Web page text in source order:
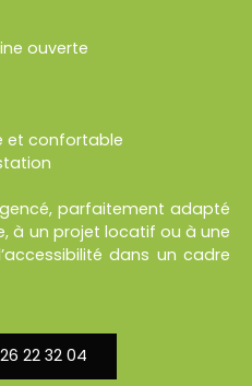
ouverte
et confortable
parfaitement adapté
à un projet locatif ou à une
dans un cadre
22 32 04